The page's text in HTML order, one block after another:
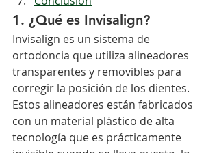
1. ¿Qué es Invisalign?
Invisalign es un sistema de
ortodoncia que utiliza alineadores
transparentes y removibles para
corregir la posición de los dientes.
Estos alineadores están fabricados
con un material plástico de alta
tecnología que es prácticamente